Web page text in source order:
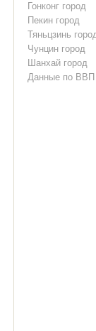
Гонконг город
Пекин город
Тяньцзинь
Чунцин город
Шанхай город
Данные по ВВП